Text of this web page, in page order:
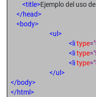
<title>Ejemplo del uso
</head>
<body>
<ul>
<litype
<li type
<litype
</ul>
</body>
</html>